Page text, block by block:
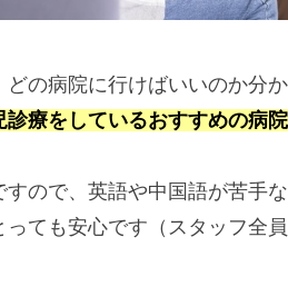
の病院に行けばいいのか分
診療をしているおすすめの病
すので、英語や中国語が苦手
ても安心です（スタッフ全